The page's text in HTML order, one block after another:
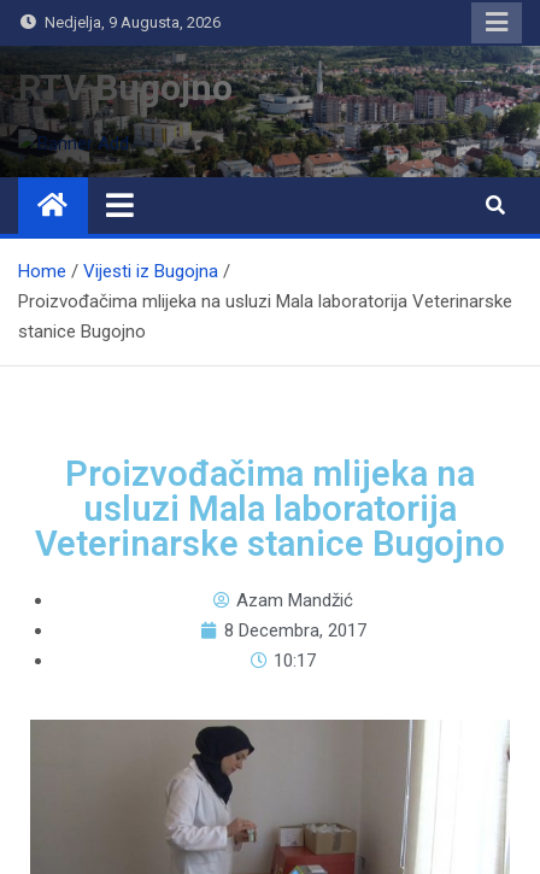
Nedjelja, 9 Augusta, 2026
RTV Bugojno
Home
Vijesti iz Bugojna
Proizvođačima mlijeka na usluzi Mala laboratorija Veterinarske
stanice Bugojno
Proizvođačima mlijeka na
usluzi Mala laboratorija
Veterinarske stanice Bugojno
Azam Mandžić
8 Decembra, 2017
10:17